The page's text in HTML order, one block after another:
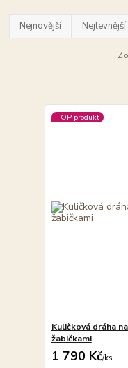
Nejnovější Nejlevnější
TOP produkt
Kuličková dráha
žabičkami
1 790 Kč/ks